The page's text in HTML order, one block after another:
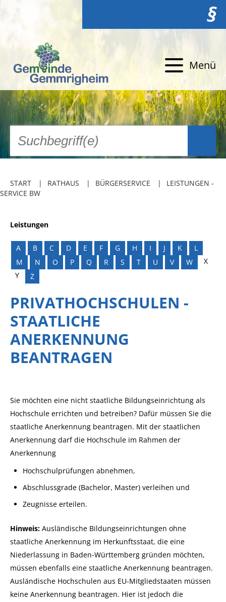
§
Menü
START RATHAUS BÜRGERSERVICE
LEISTUNGEN -
SERVICE BW
Leistungen
A B C D E F G H I J K
L
M
N O P Q R S T U V W
X
Y
Z
PRIVATHOCHSCHULEN -
STAATLICHE
ANERKENNUNG
BEANTRAGEN
Sie möchten eine nicht staatliche Bildungseinrichtung als
Hochschule errichten und betreiben? Dafür müssen Sie die
staatliche Anerkennung beantragen. Mit der staatlichen
Anerkennung darf die Hochschule im Rahmen der
Anerkennung
Hochschulprüfungen abnehmen,
Abschlussgrade (Bachelor, Master) verleihen und
Zeugnisse erteilen.
Hinweis: Ausländische Bildungseinrichtungen ohne
staatliche Anerkennung im Herkunftsstaat, die eine
Niederlassung in Baden-Württemberg gründen möchten,
müssen ebenfalls eine staatliche Anerkennung beantragen.
Ausländische Hochschulen aus EU-Mitgliedstaaten müssen
keine Anerkennung beantragen. Hier ist jedoch die